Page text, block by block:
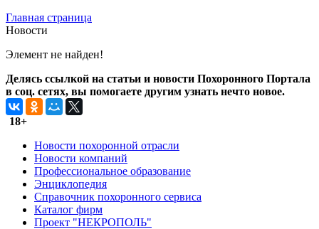
Главная страница
Новости
Элемент не найден!
Делясь ссылкой на статьи и новости Похоронного Портала
в соц. сетях, вы помогаете другим узнать нечто новое.
18+
Новости похоронной отрасли
Новости компаний
Профессиональное образование
Энциклопедия
Справочник похоронного сервиса
Каталог фирм
Проект "НЕКРОПОЛЬ"